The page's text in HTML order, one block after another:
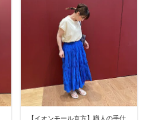
【イオンモール直方】職人の手仕